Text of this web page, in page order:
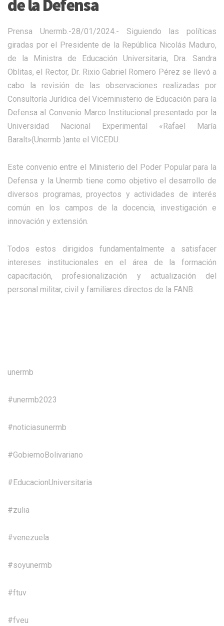
de la Defensa
Prensa Unermb.-28/01/2024.- Siguiendo las políticas
giradas por el Presidente de la República Nicolás Maduro,
de la Ministra de Educación Universitaria, Dra. Sandra
Oblitas, el Rector, Dr. Rixio Gabriel Romero Pérez se llevó a
cabo la revisión de las observaciones realizadas por
Consultoría Jurídica del Viceministerio de Educación para la
Defensa al Convenio Marco Institucional presentado por la
Universidad Nacional Experimental «Rafael María
Baralt»(Unermb )ante el VICEDU.
Este convenio entre el Ministerio del Poder Popular para la
Defensa y la Unermb tiene como objetivo el desarrollo de
diversos programas, proyectos y actividades de interés
común en los campos de la docencia, investigación e
innovación y extensión.
Todos estos dirigidos fundamentalmente a satisfacer
intereses institucionales en el área de la formación
capacitación, profesionalización y actualización del
personal militar, civil y familiares directos de la FANB.
unermb
#unermb2023
#noticiasunermb
#GobiernoBolivariano
#EducacionUniversitaria
#zulia
#venezuela
#soyunermb
#ftuv
#fveu